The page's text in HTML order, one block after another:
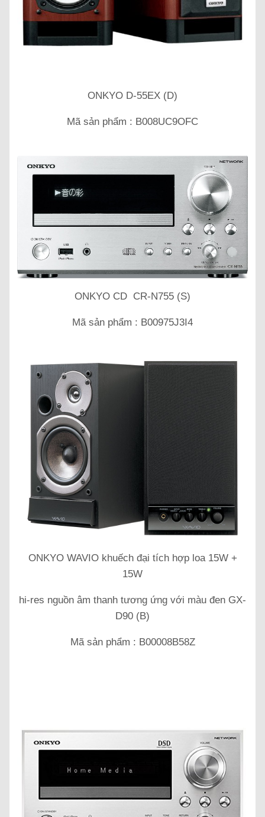
ONKYO D-55EX (D)
Mã sản phẩm : B008UC9OFC
ONKYO CD CR-N755 (S)
Mã sản phẩm : B00975J3I4
ONKYO WAVIO khuếch đại tích hợp loa 15W +
15W
hi-res nguồn âm thanh tương ứng với màu đen GX-
D90 (B)
Mã sản phẩm : B00008B58Z